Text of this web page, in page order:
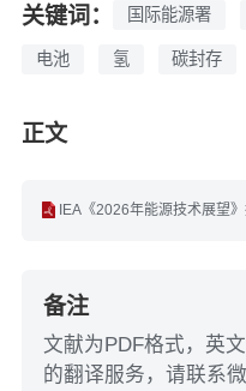
关键词： 国际能源署
电池 氢 碳封存
正文
IEA《2026年能源技术展望
备注
文献为PDF格式，英
的翻译服务，请联系